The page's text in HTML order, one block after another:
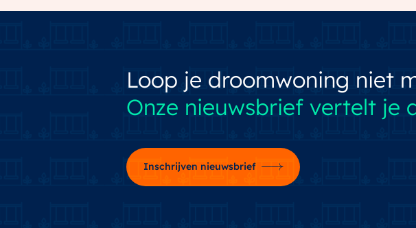
Openbaar parkeren
Loop je droomwoning niet
Onze nieuwsbrief vertelt je
Inschrijven nieuwsbrief